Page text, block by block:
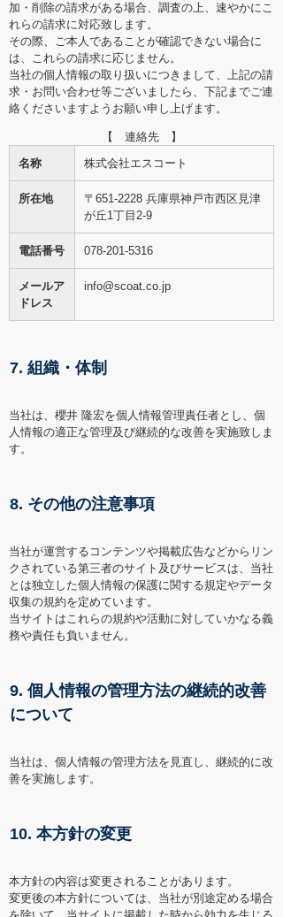
加・削除の請求がある場合、調査の上、速やかにこ
れらの請求に対応致します。
その際、ご本人であることが確認できない場合に
は、これらの請求に応じません。
当社の個人情報の取り扱いにつきまして、上記の請
求・お問い合わせ等ございましたら、下記までご連
絡くださいますようお願い申し上げます。
【 連絡先 】
名称
株式会社エスコート
所在地
〒651-2228 兵庫県神戸市西区見津
が丘1丁目2-9
電話番号 078-201-5316
メールア
ドレス
info@scoat.co.jp
7. 組織・体制
当社は、櫻井 隆宏を個人情報管理責任者とし、個
人情報の適正な管理及び継続的な改善を実施致しま
す。
8. その他の注意事項
当社が運営するコンテンツや掲載広告などからリン
クされている第三者のサイト及びサービスは、当社
とは独立した個人情報の保護に関する規定やデータ
収集の規約を定めています。
当サイトはこれらの規約や活動に対していかなる義
務や責任も負いません。
9. 個人情報の管理方法の継続的改善
について
当社は、個人情報の管理方法を見直し、継続的に改
善を実施します。
10. 本方針の変更
本方針の内容は変更されることがあります。
変更後の本方針については、当社が別途定める場合